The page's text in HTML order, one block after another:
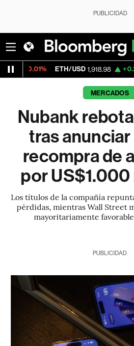
PUBLICIDAD
ETH/USD 1,918.98 +0.26% Visa
MERCADOS
Nubank
tras anunciar
recompra de
por
Los títulos de la compañía
pérdidas, mientras Wall Street
mayoritariamente
PUBLICIDAD